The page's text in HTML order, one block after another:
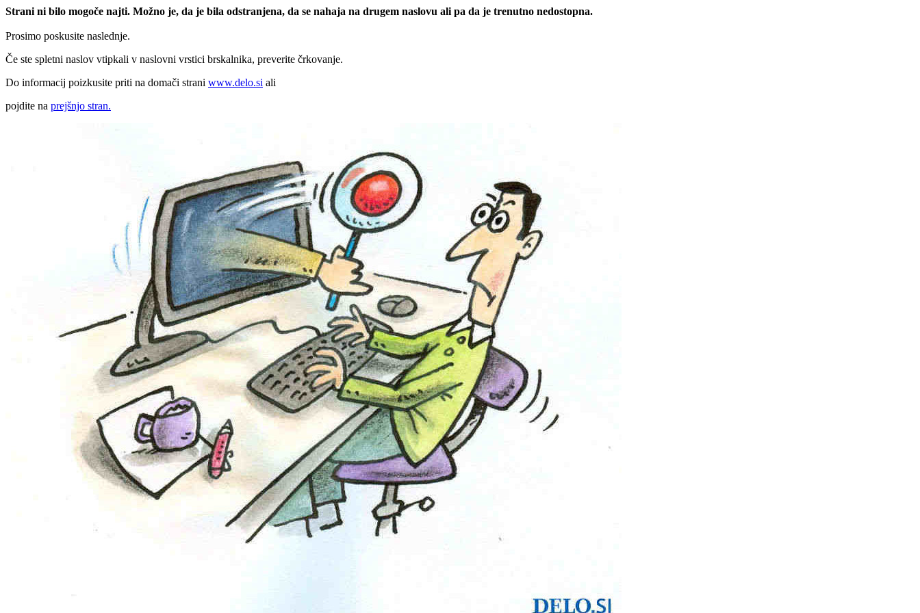
Strani ni bilo mogoče najti. Možno je, da je bila odstranjena, da se nahaja na drugem naslovu ali pa da je trenutno nedostopna.
Prosimo poskusite naslednje.
Če ste spletni naslov vtipkali v naslovni vrstici brskalnika, preverite črkovanje.
Do informacij poizkusite priti na domači strani www.delo.si ali
pojdite na prejšnjo stran.